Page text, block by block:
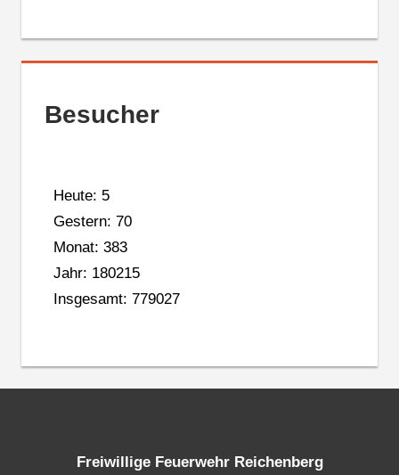
Besucher
Heute: 5
Gestern: 70
Monat: 383
Jahr: 180215
Insgesamt: 779027
Freiwillige Feuerwehr Reichenberg